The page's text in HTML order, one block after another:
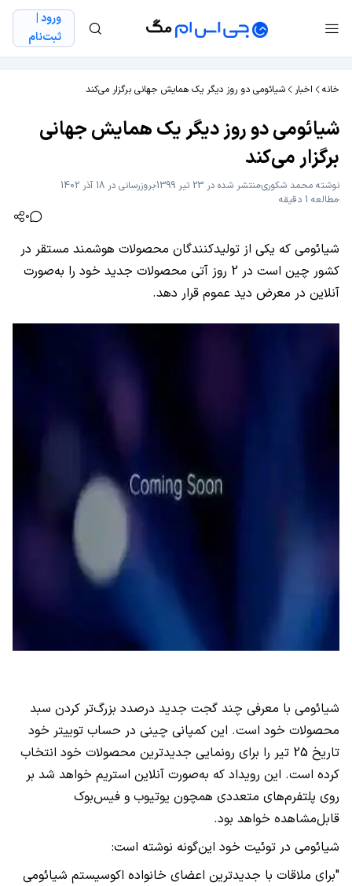
ورود |
ثبت‌نام
خانه اخبار شیائومی دو روز دیگر یک همایش جهانی برگزار می‌کند
شیائومی دو روز دیگر یک همایش جهانی
برگزار می‌کند
نوشته محمد شکوریمنتشر شده در 23 تیر 1399
بروزرسانی در 18 آذر 1402
مطالعه 1 دقیقه
0
شیائومی که یکی از تولیدکنندگان محصولات هوشمند مستقر در
کشور چین است در 2 روز آتی محصولات جدید خود را به‌صورت
آنلاین در معرض دید عموم قرار دهد.
شیائومی با معرفی چند گجت جدید درصدد بزرگ‌تر کردن سبد
محصولات خود است. این کمپانی چینی در حساب توییتر خود
تاریخ 25 تیر را برای رونمایی جدیدترین محصولات خود انتخاب
کرده است.‌ این رویداد که به‌صورت آنلاین استریم خواهد شد بر
روی پلتفرم‌های متعددی همچون یوتیوب و فیس‌بوک
قابل‌مشاهده خواهد بود.
شیائومی در توئیت خود این‌گونه نوشته است:
"برای ملاقات با جدیدترین اعضای خانواده اکوسیستم شیائومی